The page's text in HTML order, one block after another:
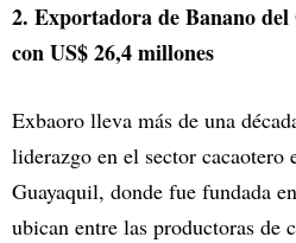
2. Exportadora de Banano
con US$ 26,4 millones
Exbaoro lleva más de una
liderazgo en el sector cacaotero
Guayaquil, donde fue fundada
ubican entre las productoras de